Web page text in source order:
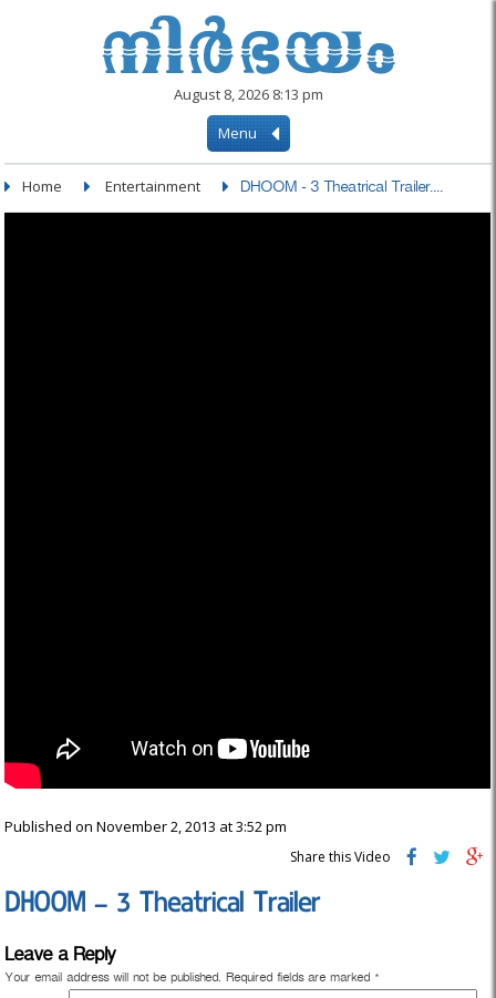
August 8, 2026 8:13 pm
Menu
Home Entertainment DHOOM - 3 Theatrical Trailer....
Published on November 2, 2013 at 3:52 pm
Share this Video
DHOOM – 3 Theatrical Trailer
Leave a Reply
Your email address will not be published. Required fields are marked *